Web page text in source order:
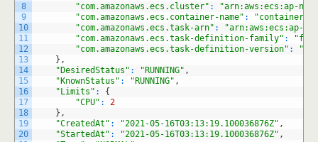
8
9
10
11
12
13
14
15
16
17
18
19
20
"com.amazonaws.ecs.cluster" :
"arn:aws:ecs:ap-
"com.amazonaws.ecs.container-name" :
"com.amazonaws.ecs.task-arn" :
"arn:aws:ecs:ap-
"com.amazonaws.ecs.task-definition-family" :
"com.amazonaws.ecs.task-definition-version" :
"75"
} ,
"DesiredStatus" : "RUNNING" ,
"KnownStatus" : "RUNNING" ,
"Limits" :
{
"CPU" :
2
} ,
"CreatedAt" : "2021-05-16T03:13:19.100036876Z" ,
"StartedAt" : "2021-05-16T03:13:19.100036876Z" ,